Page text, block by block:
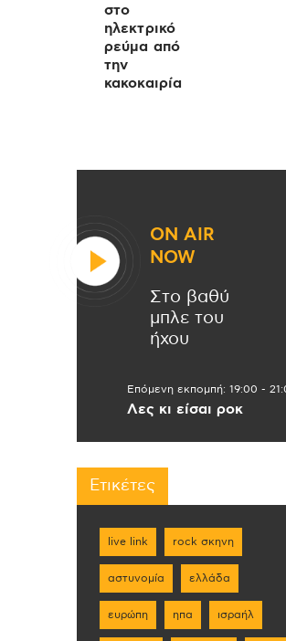
στο
ηλεκτρικό
ρεύμα από
την
κακοκαιρία
ON AIR
NOW
Στο βαθύ
μπλε του
ήχου
Επόμενη εκπομπή: 19:00 -
Λες κι είσαι ροκ
Ετικέτες
live link rock σκηνη
αστυνομία ελλάδα
ευρώπη ηπα ισραήλ